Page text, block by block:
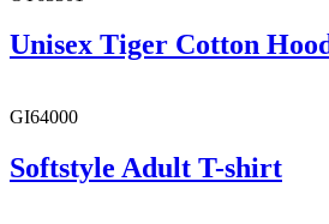
Unisex Tiger Cotton
GI64000
Softstyle Adult T-shirt